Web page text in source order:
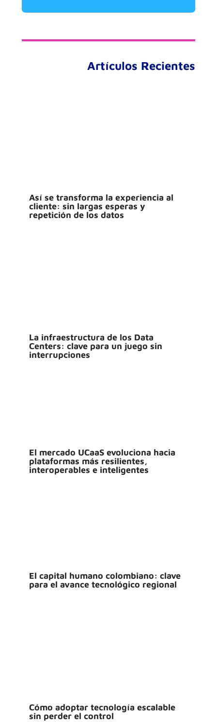
Artículos Recientes
Así se transforma la experiencia al
cliente: sin largas esperas y
repetición de los datos
La infraestructura de los Data
Centers: clave para un juego sin
interrupciones
El mercado UCaaS evoluciona hacia
plataformas más resilientes,
interoperables e inteligentes
El capital humano colombiano: clave
para el avance tecnológico regional
Cómo adoptar tecnología escalable
sin perder el control